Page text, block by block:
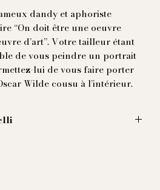
dandy et aphoriste
“On doit être une oeuvre
d’art”. Votre tailleur étant
de vous peindre un portrait
lui de vous faire porter
Wilde cousu à l’intérieur.
au milieu, donnant aise
plie d'aisance di milieu dos